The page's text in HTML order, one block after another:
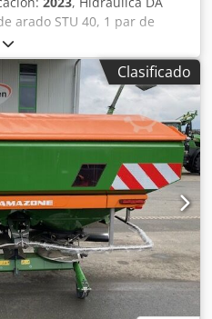
arado STU 40, 1 par de
protectores de desgaste, 1
85, cuchilla de disco
de piedras reforzado,
Codpfjtvf Rwsx Al Rjrf
Clasificado